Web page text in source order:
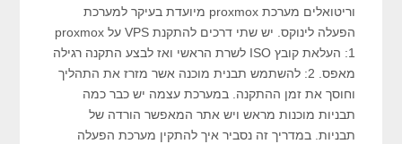
וריטואלים מערכת proxmox מיועדת בעיקר למערכת
הפעלה לינוקס. יש שתי דרכים להתקנת VPS על proxmox
1: העלאת קובץ ISO לשרת הראשי ואז לבצע התקנה רגילה
מאפס. 2: להשתמש תבנית מוכנה אשר מזרז את התהליך
וחוסך את זמן ההתקנה. במערכת עצמה יש כבר כמה
תבניות מוכנות מראש ויש אתר המאפשר הורדה של
תבניות. במדריך זה נסביר איך להתקין מערכת הפעלה